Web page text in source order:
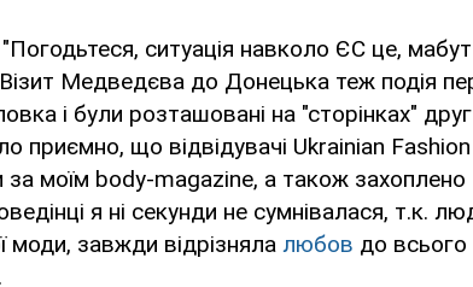
ситуація навколо ЄС це,
Медведєва до Донецька теж подія
і були розташовані на "сторінках"
приємно, що відвідувачі Ukrainian
за моїм body-magazine, а також
я ні секунди не сумнівалася, т.к.
моди, завжди відрізняла любов до всього